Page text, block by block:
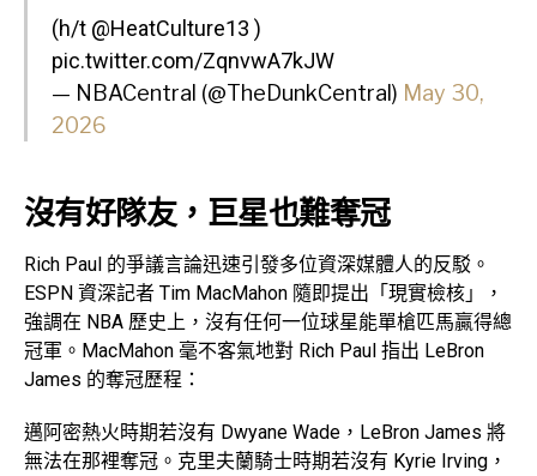
(h/t @HeatCulture13 )
pic.twitter.com/ZqnvwA7kJW
— NBACentral (@TheDunkCentral) May 30,
2026
沒有好隊友，巨星也難奪冠
Rich Paul 的爭議言論迅速引發多位資深媒體人的反駁。
ESPN 資深記者 Tim MacMahon 隨即提出「現實檢核」，
強調在 NBA 歷史上，沒有任何一位球星能單槍匹馬贏得總
冠軍。MacMahon 毫不客氣地對 Rich Paul 指出 LeBron
James 的奪冠歷程：
邁阿密熱火時期若沒有 Dwyane Wade，LeBron James 將
無法在那裡奪冠。克里夫蘭騎士時期若沒有 Kyrie Irving，